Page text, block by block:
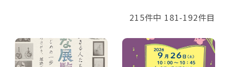
215件中 181-192件目